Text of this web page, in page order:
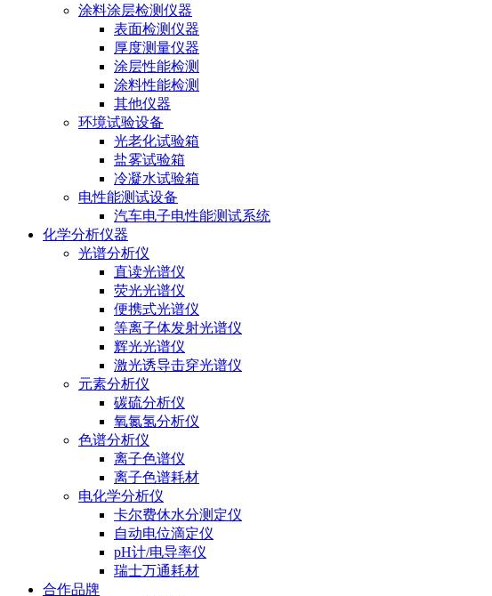
涂料涂层检测仪器
表面检测仪器
厚度测量仪器
涂层性能检测
涂料性能检测
其他仪器
环境试验设备
光老化试验箱
盐雾试验箱
冷凝水试验箱
电性能测试设备
汽车电子电性能测试系统
化学分析仪器
光谱分析仪
直读光谱仪
荧光光谱仪
便携式光谱仪
等离子体发射光谱仪
辉光光谱仪
激光诱导击穿光谱仪
元素分析仪
碳硫分析仪
氧氮氢分析仪
色谱分析仪
离子色谱仪
离子色谱耗材
电化学分析仪
卡尔费休水分测定仪
自动电位滴定仪
pH计/电导率仪
瑞士万通耗材
合作品牌